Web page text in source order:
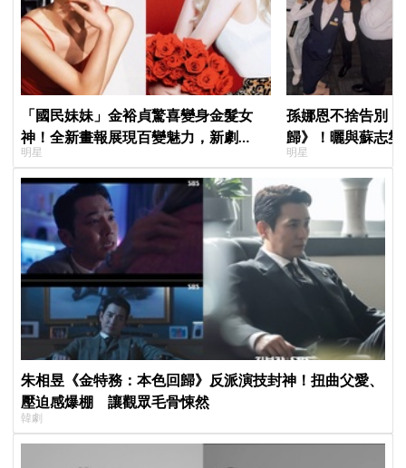
「國民妹妹」金裕貞驚喜變身金髮女
神！全新畫報展現百變魅力，新劇
《100日的謊言》將在10月首播
明星
孫娜恩不捨告別
歸》！曬與蘇志
朱相昱暖心合照
明星
朱相昱《金特務：本色回歸》反派演技封神！扭曲父愛、
壓迫感爆棚 讓觀眾毛骨悚然
韓劇